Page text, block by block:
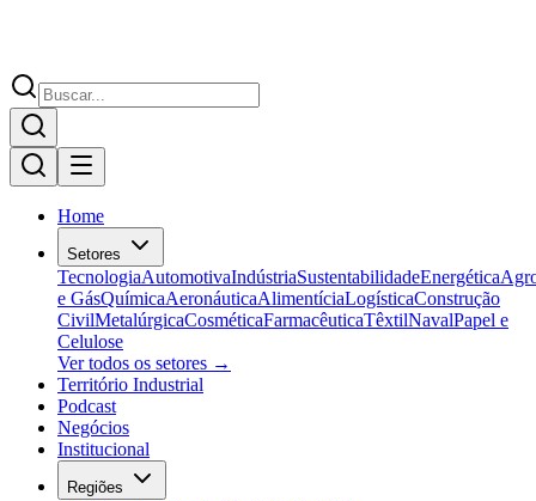
Home
Setores
TecnologiaAutomotivaIndústriaSustentabilidadeEnergética
e GásQuímicaAeronáuticaAlimentíciaLogísticaConstrução
CivilMetalúrgicaCosméticaFarmacêuticaTêxtilNavalPapel e
Celulose
Ver todos os setores →
Território Industrial
Podcast
Negócios
Institucional
Regiões